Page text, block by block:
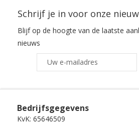
Schrijf je in voor onze
Blijf op de hoogte van de laatste
nieuws
Bedrijfsgegevens
KvK: 65646509